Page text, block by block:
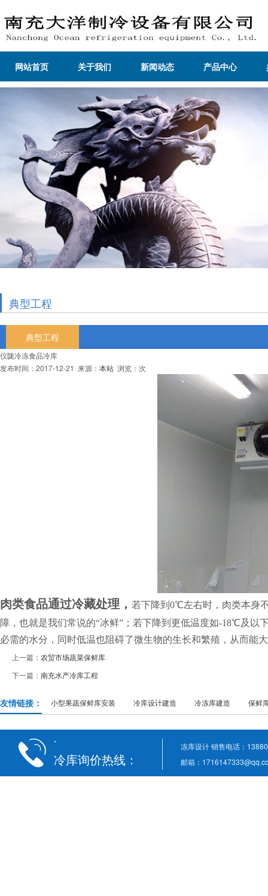
网站首页 关于我们 新闻动态 产品中心
典型工程
典型工程
仪陇冷冻食品冷库
发布时间：2017-12-21 来源： 本站 浏览： 次
肉类食品通过冷藏处理， 若下降到0℃左右时，肉类本身
障，也就是我们常说的“冰鲜”；若下降到更低温度如-18℃及
必需的水分，同时低温也阻碍了微生物的生长和繁殖，从而能
上一篇： 农贸市场蔬菜保鲜库
下一篇： 南充水产冷库工程
友情链接： 小型果蔬保鲜库安装 冷库设计建造 冷冻库建造 保鲜
·
冷库询价热线：
冻库设计 销售电话：
邮箱：